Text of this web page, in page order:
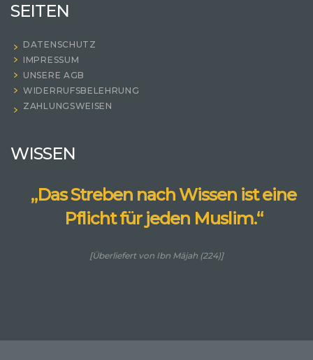
SEITEN
DATENSCHUTZ
IMPRESSUM
UNSERE AGB
WIDERRUFSBELEHRUNG
ZAHLUNGSWEISEN
WISSEN
„Das Streben nach Wissen ist eine
Pflicht für jeden Muslim.“
[Überliefert von Ibn Mājah (224)]